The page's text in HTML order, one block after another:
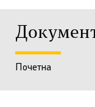
Почетна